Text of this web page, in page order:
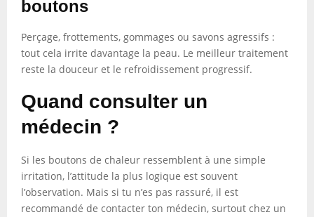
boutons
Perçage, frottements, gommages ou savons agressifs :
tout cela irrite davantage la peau. Le meilleur traitement
reste la douceur et le refroidissement progressif.
Quand consulter un
médecin ?
Si les boutons de chaleur ressemblent à une simple
irritation, l’attitude la plus logique est souvent
l’observation. Mais si tu n’es pas rassuré, il est
recommandé de contacter ton médecin, surtout chez un